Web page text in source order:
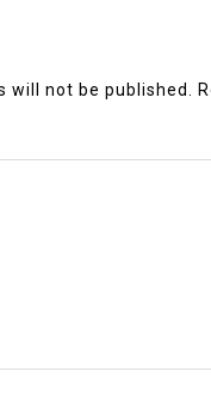
will not be published.